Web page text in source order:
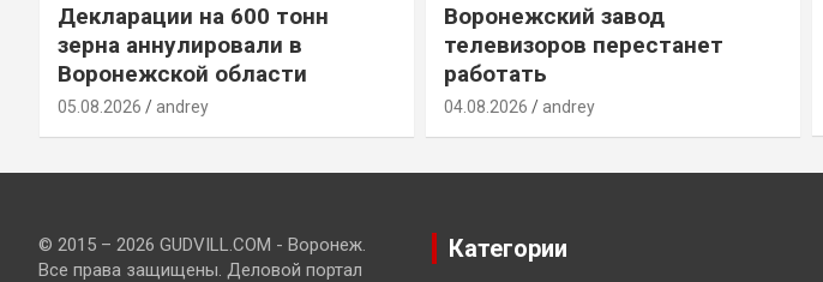
Декларации на 600 тонн
зерна аннулировали в
Воронежской области
05.08.2026 andrey
Воронежский завод
телевизоров перестанет
работать
04.08.2026 andrey
© 2015 – 2026 GUDVILL.COM - Воронеж.
Все права защищены. Деловой портал
Категории